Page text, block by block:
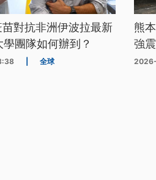
對抗非洲伊波拉最新
團隊如何辦到？
全球
熊
強